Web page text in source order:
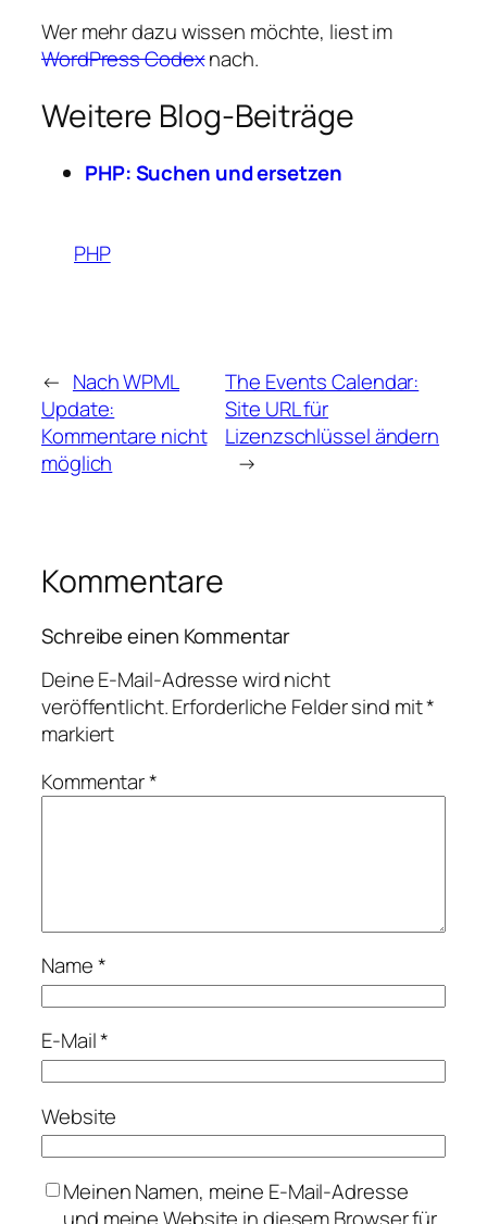
Wer mehr dazu wissen möchte, liest im
WordPress Codexnach.
Weitere Blog-Beiträge
PHP: Suchen und ersetzen
PHP
← Nach WPML
Update:
Kommentare nicht
möglich
The Events Calendar:
Site URL für
Lizenzschlüssel ändern
→
Kommentare
Schreibe einen Kommentar
Deine E-Mail-Adresse wird nicht
veröffentlicht.Erforderliche Felder sind mit*
markiert
Kommentar*
Name*
E-Mail*
Website
Meinen Namen, meine E-Mail-Adresse
und meine Website in diesem Browser für